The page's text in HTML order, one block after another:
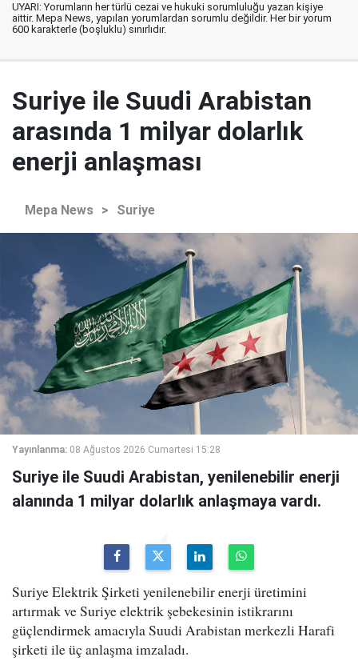
UYARI: Yorumların her türlü cezai ve hukuki sorumluluğu yazan kişiye
aittir. Mepa News, yapılan yorumlardan sorumlu değildir. Her bir yorum
600 karakterle (boşluklu) sınırlıdır.
Suriye ile Suudi Arabistan
arasında 1 milyar dolarlık
enerji anlaşması
Mepa News > Suriye
Yayınlanma: 08 Ağustos 2026 Cumartesi 15:28
Suriye ile Suudi Arabistan, yenilenebilir enerji
alanında 1 milyar dolarlık anlaşmaya vardı.
Suriye Elektrik Şirketi yenilenebilir enerji üretimini
artırmak ve Suriye elektrik şebekesinin istikrarını
güçlendirmek amacıyla Suudi Arabistan merkezli Harafi
şirketi ile üç anlaşma imzaladı.